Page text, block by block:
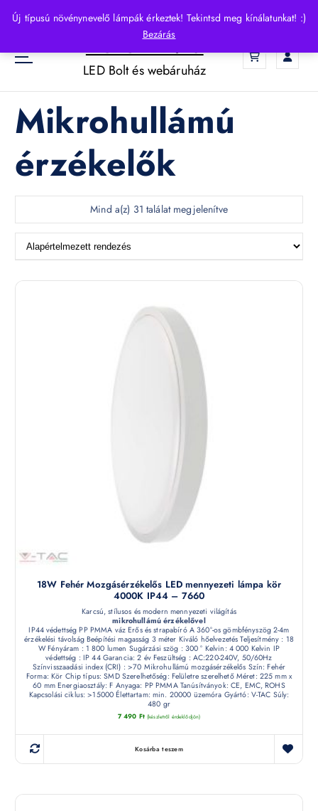
Új típusú növénynevelő lámpák érkeztek! Tekintsd meg kínálatunkat! :)
Bezárás
p
o
HelloLED.hu
LED Bolt és webáruház
Mikrohullámú
érzékelők
Mind a(z) 31 találat megjelenítve
18W Fehér Mozgásérzékelős LED mennyezeti lámpa kör
4000K IP44 – 7660
Karcsú, stílusos és modern mennyezeti világítás
mikrohullámú érzékelővel
IP44 védettség PP PMMA váz Erős és strapabíró A 360°-os gömbfényszög 2-4m
érzékelési távolság Beépítési magasság 3 méter Kiváló hőelvezetés Teljesítmény : 18
W Fényáram : 1 800 lumen Sugárzási szög : 300 ° Kelvin: 4 000 Kelvin IP
védettség : IP 44 Garancia: 2 év Feszültség : AC:220-240V, 50/60Hz
Színvisszaadási index (CRI) : >70 Mikrohullámú mozgásérzékelős Szín: Fehér
Forma: Kör Chip típus: SMD Szerelhetőség: Felületre szerelhető Méret: 225 mm x
60 mm Energiaosztály: F Anyaga: PP PMMA Tanúsítványok: CE, EMC, ROHS
Kapcsolási ciklus: >15000 Élettartam: min. 20000 üzemóra Gyártó: V-TAC Súly:
480 gr
7 490 Ft (készletről érdeklődjön)
Kosárba teszem